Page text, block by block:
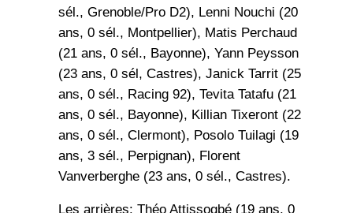
sél., Grenoble/Pro D2), Lenni Nouchi (20
ans, 0 sél., Montpellier), Matis Perchaud
(21 ans, 0 sél., Bayonne), Yann Peysson
(23 ans, 0 sél, Castres), Janick Tarrit (25
ans, 0 sél., Racing 92), Tevita Tatafu (21
ans, 0 sél., Bayonne), Killian Tixeront (22
ans, 0 sél., Clermont), Posolo Tuilagi (19
ans, 3 sél., Perpignan), Florent
Vanverberghe (23 ans, 0 sél., Castres).
Les arrières: Théo Attissogbé (19 ans, 0